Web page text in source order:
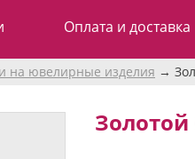
Оплата и доставка
на ювелирные изделия
Золотой